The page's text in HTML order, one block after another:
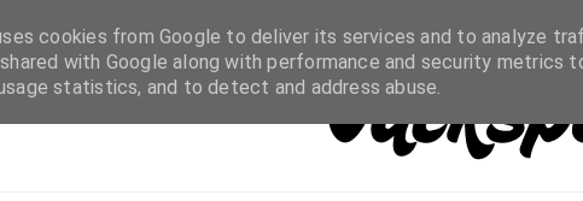
cookies from Google to deliver its services and to analyze
with Google along with performance and security metrics
statistics, and to detect and address abuse.